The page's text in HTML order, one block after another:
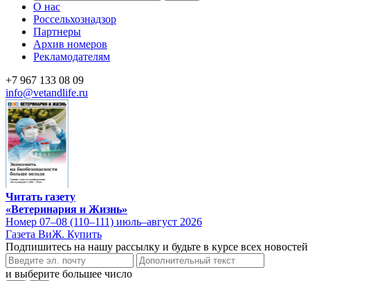
О нас
Россельхознадзор
Партнеры
Архив номеров
Рекламодателям
+7 967 133 08 09
info@vetandlife.ru
Читать газету
«Ветеринария и Жизнь»
Номер 07–08 (110–111) июль–август 2026
Газета ВиЖ. Купить
Подпишитесь на нашу рассылку и будьте в курсе всех новостей
и выберите большее число